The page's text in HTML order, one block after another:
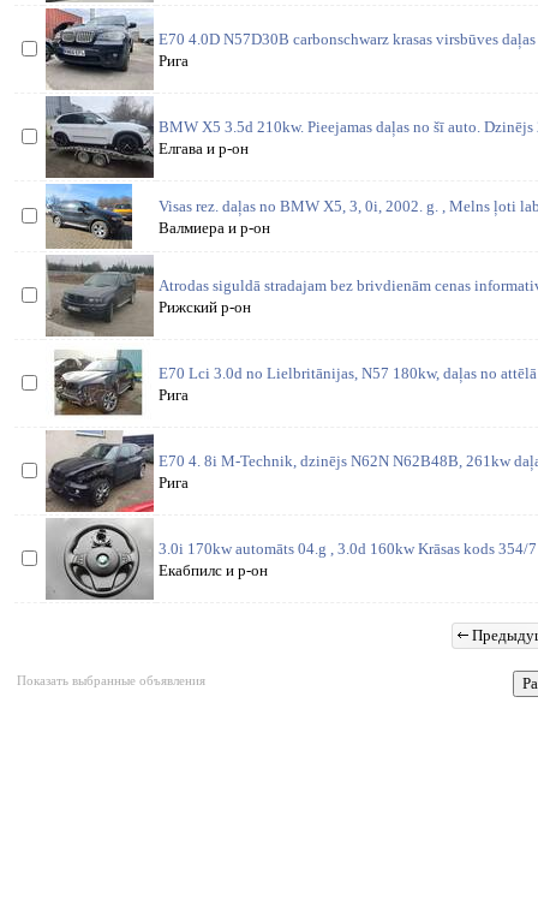
E70 4.0D N57D30B carbonschwarz krasas virsbūves
Рига
BMW X5 3.5d 210kw. Pieejamas daļas no šī auto.
Елгава и р-он
Visas rez. daļas no BMW X5, 3, 0i, 2002. g. , Melns ļoti
Валмиера и р-он
Atrodas siguldā stradajam bez brivdienām cenas
Рижский р-он
E70 Lci 3.0d no Lielbritānijas, N57 180kw, daļas no attēlā
Рига
E70 4. 8i M-Technik, dzinējs N62N N62B48B, 261kw
Рига
3.0i 170kw automāts 04.g , 3.0d 160kw Krāsas kods
Екабпилс и р-он
Показать выбранные объявления